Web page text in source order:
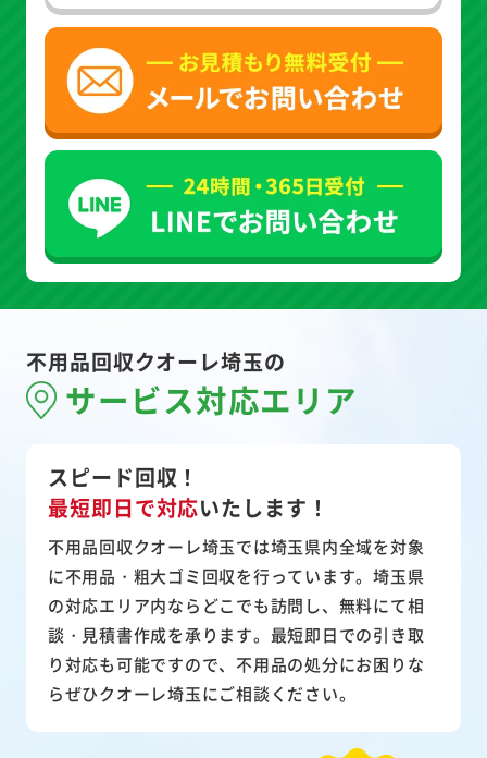
不用品回収クオーレ埼玉の
サービス対応エリア
スピード回収！
最短即日で対応いたします！
不用品回収クオーレ埼玉では埼玉県内全域を対象
に不用品・粗大ゴミ回収を行っています。埼玉県
の対応エリア内ならどこでも訪問し、無料にて相
談・見積書作成を承ります。最短即日での引き取
り対応も可能ですので、不用品の処分にお困りな
らぜひクオーレ埼玉にご相談ください。